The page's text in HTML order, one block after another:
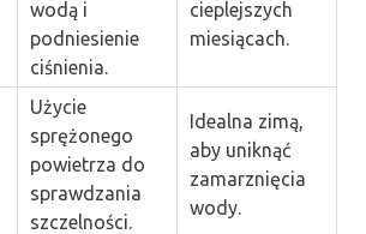
wodą i
podniesienie
ciśnienia.
cieplejszych
miesiącach.
Użycie
sprężonego
powietrza do
sprawdzania
szczelności.
Idealna zimą,
aby uniknąć
zamarznięcia
wody.